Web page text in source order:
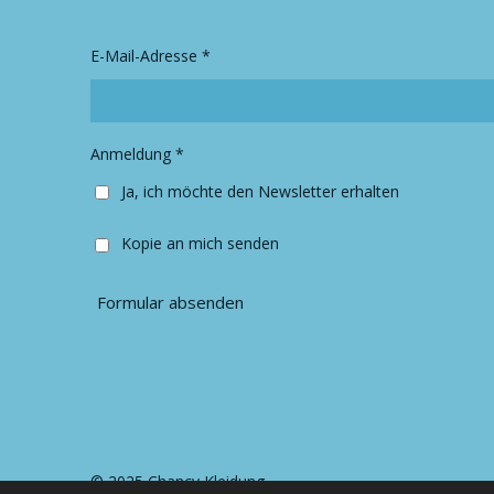
r
a
o
k
E-Mail-Adresse *
Anmeldung *
Ja, ich möchte den Newsletter erhalten
Kopie an mich senden
Formular absenden
© 2025 Chancy Kleidung